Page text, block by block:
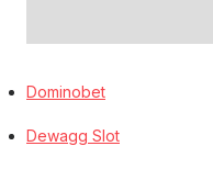
Dominobet
Dewagg Slot